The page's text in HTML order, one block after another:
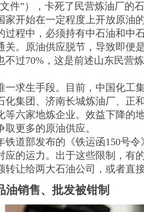
件”），卡死了民营炼油厂的
家开始在一定程度上开放原油
过程中，必须持有中石油和中
关。原油供应脱节，导致即便
不过70%，这是前述山东民营
一求生手段。目前，中国化工
化集团、济南长城炼油厂、正
等六家地炼企业。效益下降的
更多的原油供应。
铁道部发布的《铁运函150号
应的运力。出于这些限制，有
转让给两大石油公司，或者直
油销售、批发被钳制